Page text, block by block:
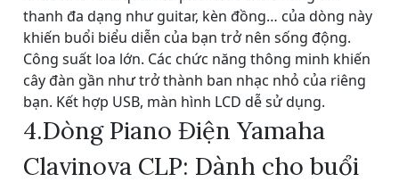
thanh đa dạng như guitar, kèn đồng… của dòng này
khiến buổi biểu diễn của bạn trở nên sống động.
Công suất loa lớn. Các chức năng thông minh khiến
cây đàn gần như trở thành ban nhạc nhỏ của riêng
bạn. Kết hợp USB, màn hình LCD dễ sử dụng.
4.Dòng Piano Điện Yamaha
Clavinova CLP: Dành cho buổi